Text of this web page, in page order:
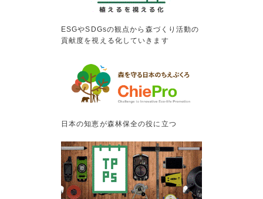
ESGやSDGsの観点から森づくり活動の
貢献度を視える化していきます
日本の知恵が森林保全の役に立つ